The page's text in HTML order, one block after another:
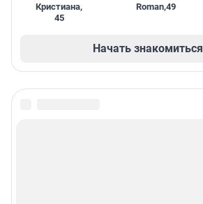
Кристиана,
45
Roman,49
Начать знакомиться